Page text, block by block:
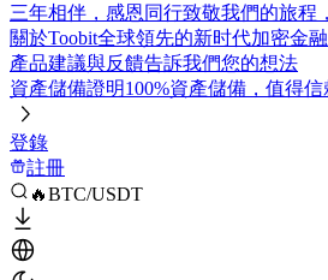
三年相伴，感恩同行致敬我們的旅程
關於Toobit全球領先的新时代加密金
產品建議與反饋告訴我們您的想法
資產儲備證明100%資產儲備，值得信
登錄
註冊
🔥BTC/USDT